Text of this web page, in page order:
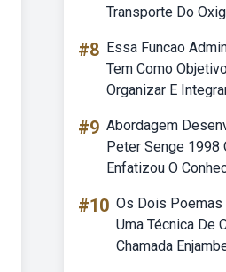
Transporte Do
#8 Essa Funcao
Tem Como
Organizar E
#9 Abordagem
Peter Senge 1998
Enfatizou O
#10 Os Dois
Uma Técnica De
Chamada